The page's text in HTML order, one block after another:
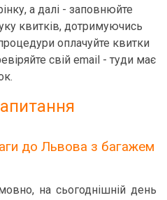
а далі - заповнюйте
квитків, дотримуючись
оплачуйте квитки
свій email - туди має
до Львова з багажем
на сьогоднішній день